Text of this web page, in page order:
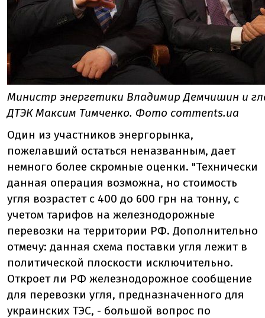
Министр энергетики Владимир Демчишин и
ДТЭК Максим Тимченко. Фото comments.ua
Один из участников энергорынка,
пожелавший остаться неназванным, дает
немного более скромные оценки. "Технически
данная операция возможна, но стоимость
угля возрастет с 400 до 600 грн на тонну, с
учетом тарифов на железнодорожные
перевозки на территории РФ. Дополнительно
отмечу: данная схема поставки угля лежит в
политической плоскости исключительно.
Откроет ли РФ железнодорожное сообщение
для перевозки угля, предназначенного для
украинских ТЭС, - большой вопрос по